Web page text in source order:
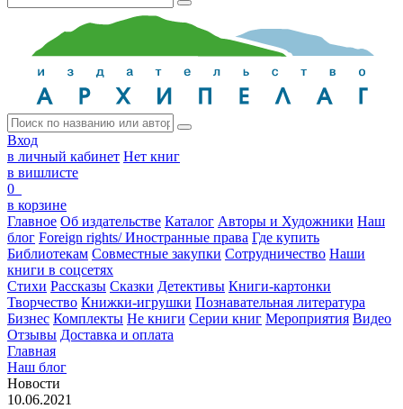
Вход
в личный кабинет Нет книг
в вишлисте
0
в корзине
Главное Об издательстве Каталог Авторы и Художники Наш
блог Foreign rights/ Иностранные права Где купить
Библиотекам Совместные закупки Сотрудничество Наши
книги в соцсетях
Стихи Рассказы Сказки Детективы Книги-картонки
Творчество Книжки-игрушки Познавательная литература
Бизнес Комплекты Не книги Серии книг Мероприятия Видео
Отзывы Доставка и оплата
Главная
Наш блог
Новости
10.06.2021